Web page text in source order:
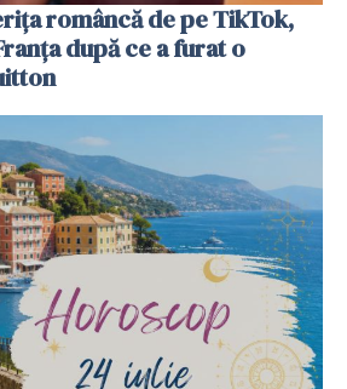
româncă de pe TikTok,
după ce a furat o